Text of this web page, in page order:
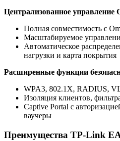
Централизованное управление
Полная совместимость с
Масштабируемое
Автоматическое
нагрузки и карта покрытия
Расширенные функции
WPA3, 802.1X, RADIUS,
Изоляция клиентов,
Captive Portal с
ваучеры
Преимущества TP-Link